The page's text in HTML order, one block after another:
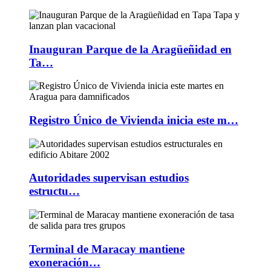
Inauguran Parque de la Aragüeñidad en
Ta…
Registro Único de Vivienda inicia este m…
Autoridades supervisan estudios
estructu…
Terminal de Maracay mantiene
exoneración…